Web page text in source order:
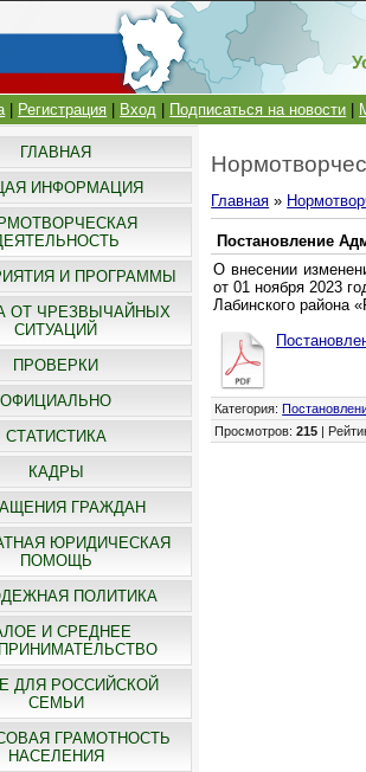
| Регистрация Вход Подписаться на новости
ГЛАВНАЯ
ИНФОРМАЦИЯ
И ПРОГРАММЫ
ОТ ЧРЕЗВЫЧАЙНЫХ
СИТУАЦИЙ
ПРОВЕРКИ
ОФИЦИАЛЬНО
СТАТИСТИКА
КАДРЫ
ГРАЖДАН
ЮРИДИЧЕСКАЯ
ПОМОЩЬ
ПОЛИТИКА
И СРЕДНЕЕ
ДЛЯ РОССИЙСКОЙ
СЕМЬИ
ГРАМОТНОСТЬ
НАСЕЛЕНИЯ
Главная »
Постановление
О внесении
от 01 ноября 2023
Лабинского района
Категория:
Просмотров:215